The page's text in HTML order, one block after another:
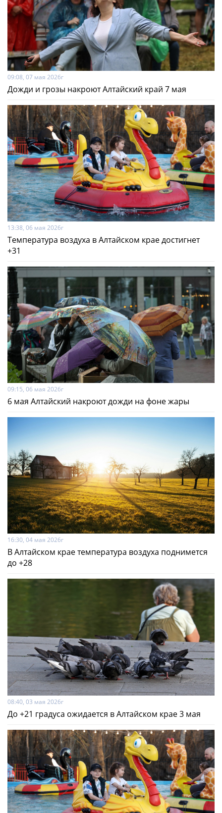
09:08, 07 мая 2026г
Дожди и грозы накроют Алтайский край 7 мая
13:38, 06 мая 2026г
Температура воздуха в Алтайском крае достигнет
+31
09:15, 06 мая 2026г
6 мая Алтайский накроют дожди на фоне жары
16:30, 04 мая 2026г
В Алтайском крае температура воздуха поднимется
до +28
08:40, 03 мая 2026г
До +21 градуса ожидается в Алтайском крае 3 мая